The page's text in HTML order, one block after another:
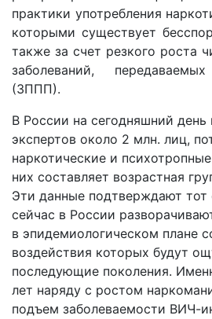
практики употребления
которыми существует
также за счет резкого роста
заболеваний,
(ЗППП).
В России на сегодняшний
экспертов около 2 млн. лиц,
наркотические и
них составляет возрастная
Эти данные подтверждают тот
сейчас в России
в эпидемиологическом плане
воздействия которых будут
последующие поколения.
лет наряду с ростом
подъем заболеваемости ВИЧ-